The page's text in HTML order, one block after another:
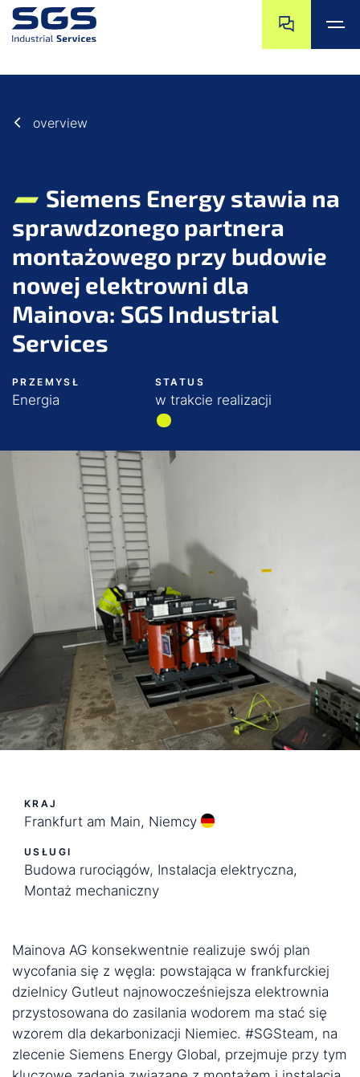
overview
Siemens Energy stawia na
sprawdzonego partnera
montażowego przy budowie
nowej elektrowni dla
Mainova: SGS Industrial
Services
PRZEMYSŁ
Energia
STATUS
w trakcie realizacji
KRAJ
Frankfurt am Main, Niemcy
USŁUGI
Budowa rurociągów, Instalacja elektryczna,
Montaż mechaniczny
Mainova AG konsekwentnie realizuje swój plan
wycofania się z węgla: powstająca w frankfurckiej
dzielnicy Gutleut najnowocześniejsza elektrownia
przystosowana do zasilania wodorem ma stać się
wzorem dla dekarbonizacji Niemiec. #SGSteam, na
zlecenie Siemens Energy Global, przejmuje przy tym